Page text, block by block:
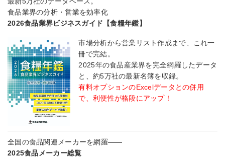
食品業界の分析・営業を効率化
2026食品業界ビジネスガイド【食糧年鑑】
市場分析から営業リスト作成まで、これ一
冊で完結。
2025年の食品産業界を完全網羅したデータ
と、約5万社の最新名簿を収録。
有料オプションのExcelデータとの併用
で、利便性が格段にアップ！
全国の食品関連メーカーを網羅――
2025食品メーカー総覧